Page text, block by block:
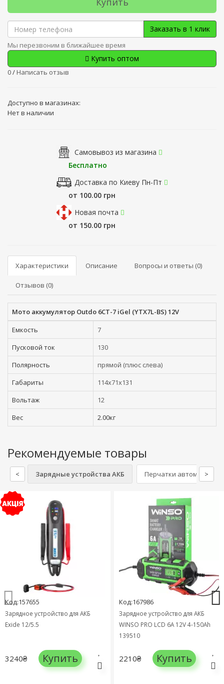
Заказать в 1 клик
Мы перезвоним в ближайшее время
Купить оптом
0/ Написать отзыв
Доступно в магазинах:
Нет в наличии
Самовывоз из магазина
Бесплатно
Доставка по Киеву Пн-Пт
от 100.00 грн
Новая почта
от 150.00 грн
Характеристики Описание Вопросы и ответы (0)
Отзывов (0)
Мото аккумулятор Outdo 6СТ-7 iGel (YTX7L-BS) 12V
Емкость
7
Пусковой ток
130
Полярность
прямой (плюс слева)
Габариты
114x71x131
Вольтаж
12
Вес
2.00кг
Рекомендуемые товары
< Зарядные устройства АКБ Перчатки >
Код:157655
Зарядное устройство для АКБ
Exide 12/5.5
3240₴ Купить
Код:167986
Зарядное устройство для АКБ
WINSO PRO LCD 6A 12V 4-150Ah
139510
2210₴ Купить